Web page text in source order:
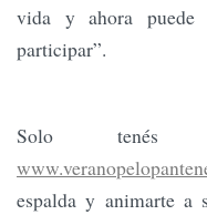
vida y ahora puede
participar”.
Solo tenés
espalda y animarte a